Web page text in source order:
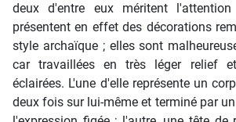
deux d'entre eux méritent
présentent en effet des décorations
style archaïque ; elles sont
car travaillées en très léger relief
éclairées. L'une d'elle représente un
deux fois sur lui-même et terminé par